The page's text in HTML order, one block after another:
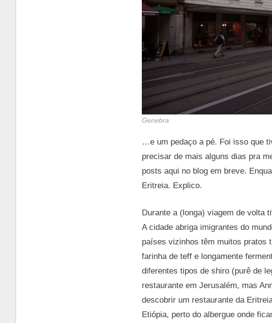
Genebra
…e um pedaço a pé. Foi isso que
precisar de mais alguns dias pra
posts aqui no blog em breve.
Eritreia. Explico.
Durante a (longa) viagem de volta
A cidade abriga imigrantes do
países vizinhos têm muitos pratos
farinha de teff e longamente
diferentes tipos de shiro (purê de
restaurante em Jerusalém, mas
descobrir um restaurante da
Etiópia, perto do albergue onde